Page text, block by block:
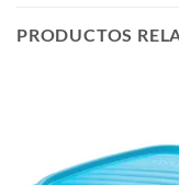
PRODUCTOS